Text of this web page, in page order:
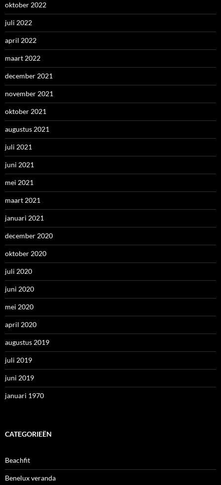
oktober 2022
juli 2022
april 2022
maart 2022
december 2021
november 2021
oktober 2021
augustus 2021
juli 2021
juni 2021
mei 2021
maart 2021
januari 2021
december 2020
oktober 2020
juli 2020
juni 2020
mei 2020
april 2020
augustus 2019
juli 2019
juni 2019
januari 1970
CATEGORIEËN
Beachfit
Benelux veranda